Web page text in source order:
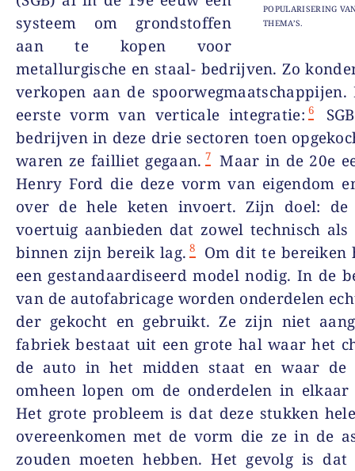
POPULARISERING
THEMA’S.
systeem om grondstoffen
aan te kopen voor
metallurgische en staal- bedrijven. Zo
verkopen aan de
eerste vorm van verticale integratie: 6
bedrijven in deze drie sectoren toen
waren ze failliet gegaan. 7 Maar in de 20e
Henry Ford die deze vorm van eigendom
over de hele keten invoert. Zijn doel: de
voertuig aanbieden dat zowel technisch als
binnen zijn bereik lag. 8
Om dit te bereiken
een gestandaardiseerd model nodig. In de
van de autofabricage worden onderdelen
der gekocht en gebruikt. Ze zijn niet
fabriek bestaat uit een grote hal waar het
de auto in het midden staat en waar de
omheen lopen om de onderdelen in
Het grote probleem is dat deze stukken
overeenkomen met de vorm die ze in de
zouden moeten hebben. Het gevolg is dat